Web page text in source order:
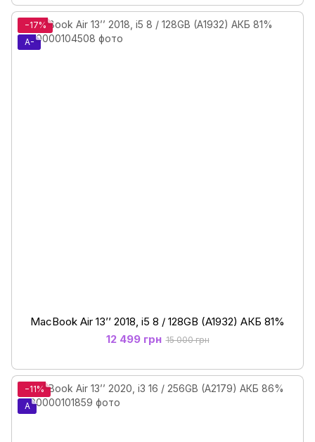
−17%
A-
MacBook Air 13’’ 2018, i5 8 / 128GB (A1932) АКБ 81%
12 499 грн 15 000 грн
−11%
A